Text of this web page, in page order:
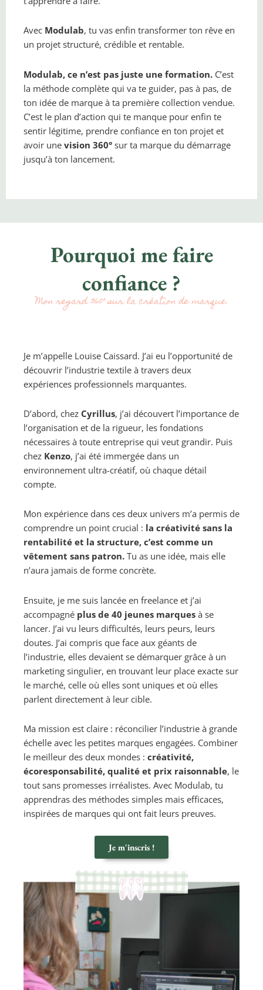
Avec Modulab, tu vas enfin transformer ton rêve en
un projet structuré, crédible et rentable.
Modulab, ce n’est pas juste une formation. C’est
la méthode complète qui va te guider, pas à pas, de
ton idée de marque à ta première collection vendue.
C’est le plan d’action qui te manque pour enfin te
sentir légitime, prendre confiance en ton projet et
avoir une vision 360° sur ta marque du démarrage
jusqu’à ton lancement.
Pourquoi me faire
confiance ?
Mon regard 360° sur la création de marque.
Je m’appelle Louise Caissard. J’ai eu l’opportunité de
découvrir l’industrie textile à travers deux
expériences professionnels marquantes.
D’abord, chez Cyrillus, j’ai découvert l’importance de
l’organisation et de la rigueur, les fondations
nécessaires à toute entreprise qui veut grandir. Puis
chez Kenzo, j’ai été immergée dans un
environnement ultra-créatif, où chaque détail
compte.
Mon expérience dans ces deux univers m’a permis de
comprendre un point crucial : la créativité sans la
rentabilité et la structure, c’est comme un
vêtement sans patron. Tu as une idée, mais elle
n’aura jamais de forme concrète.
Ensuite, je me suis lancée en freelance et j’ai
accompagné plus de 40 jeunes marques à se
lancer. J’ai vu leurs difficultés, leurs peurs, leurs
doutes. J’ai compris que face aux géants de
l’industrie, elles devaient se démarquer grâce à un
marketing singulier, en trouvant leur place exacte sur
le marché, celle où elles sont uniques et où elles
parlent directement à leur cible.
Ma mission est claire : réconcilier l’industrie à grande
échelle avec les petites marques engagées. Combiner
le meilleur des deux mondes : créativité,
écoresponsabilité, qualité et prix raisonnable, le
tout sans promesses irréalistes. Avec Modulab, tu
apprendras des méthodes simples mais efficaces,
inspirées de marques qui ont fait leurs preuves.
Je m'inscris !